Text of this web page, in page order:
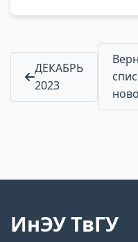
ДЕКАБРЬ
2023
ИнЭУ ТвГУ